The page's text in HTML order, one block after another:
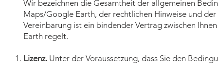
Wir bezeichnen die Gesamtheit der allgemeinen
Maps/Google Earth, der rechtlichen Hinweise und
Vereinbarung ist ein bindender Vertrag zwischen
Earth regelt.
Lizenz. Unter der Voraussetzung, dass Sie den